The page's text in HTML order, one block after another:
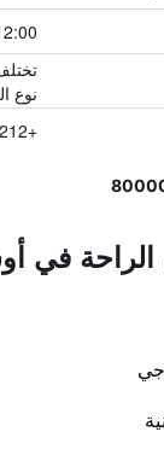
نوع
+212 528 292 401
الراحة في